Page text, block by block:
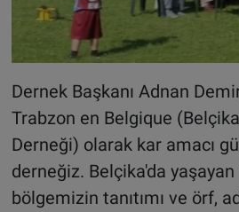
Dernek Başkanı Adnan
Trabzon en Belgique
Derneği) olarak kar amacı
derneğiz. Belçika'da
bölgemizin tanıtımı ve örf,